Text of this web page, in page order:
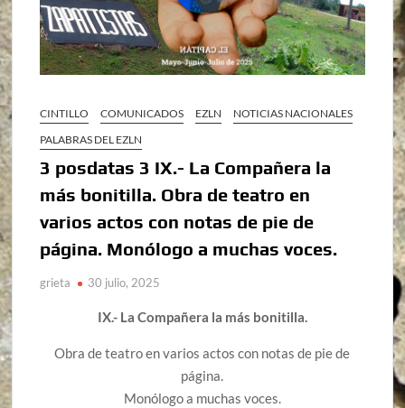
CINTILLO COMUNICADOS EZLN
NOTICIAS NACIONALES
PALABRAS DEL EZLN
3 posdatas 3 IX.- La Compañera la
más bonitilla. Obra de teatro en
varios actos con notas de pie de
página. Monólogo a muchas voces.
grieta 30 julio, 2025
IX.- La Compañera la más bonitilla.
Obra de teatro en varios actos con notas de pie de
página.
Monólogo a muchas voces.